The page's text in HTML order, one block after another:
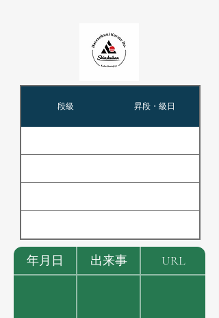
段級 昇段・級日
年月日 出来事 URL